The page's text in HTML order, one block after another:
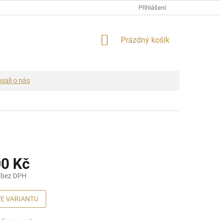
Přihlášení
NÁKUPNÍ
Prázdný košík
o nás
Kč
DPH
VARIANTU